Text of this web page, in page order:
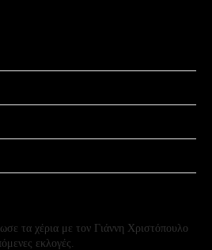
τα χέρια με τον Γιάννη Χριστόπουλο
εκλογές.